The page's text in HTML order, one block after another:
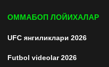
ОММАБОП ЛОЙИХАЛАР
UFC янгиликлари 2026
Futbol videolar 2026